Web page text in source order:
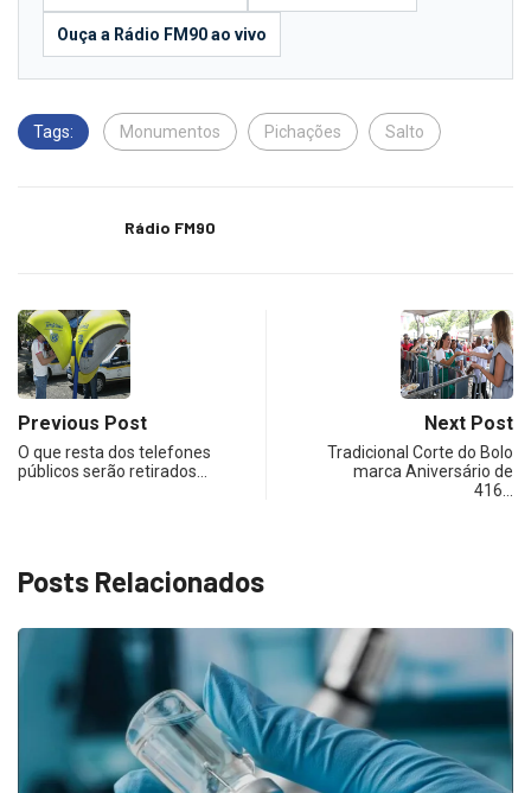
Ouça a Rádio FM90 ao vivo
Tags: Monumentos Pichações Salto
Rádio FM90
Previous Post
O que resta dos telefones
públicos serão retirados…
Next Post
Tradicional Corte do Bolo
marca Aniversário de
416…
Posts Relacionados